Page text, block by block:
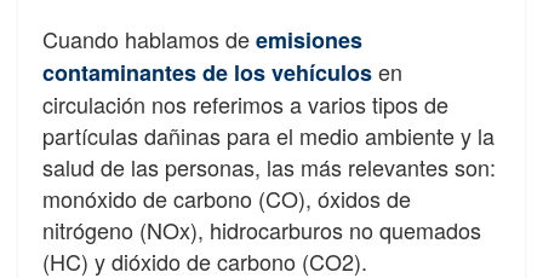
Cuando hablamos deemisiones
contaminantes de los vehículosen
circulación nos referimos a varios tipos de
partículas dañinas para el medio ambiente y la
salud de las personas, las más relevantes son:
monóxido de carbono (CO), óxidos de
nitrógeno (NOx), hidrocarburos no quemados
(HC) y dióxido de carbono (CO2).